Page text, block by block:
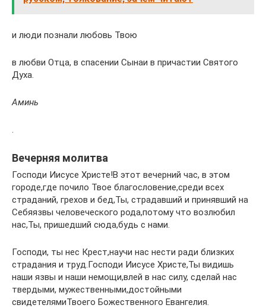
и люди познали любовь Твою
в любви Отца, в спасении Сынаи в причастии Святого
Духа.
Аминь
.
Вечерняя молитва
Господи Иисусе Христе!В этот вечерний час, в этом
городе,где почило Твое благословение,среди всех
страданий, грехов и бед,Ты, страдавший и принявший на
Себяязвы человеческого рода,потому что возлюбил
нас,Ты, пришедший сюда,будь с нами.
Господи, ты нес Крест,научи нас нести ради близких
страдания и труд.Господи Иисусе Христе,Ты видишь
наши язвы и наши немощи,влей в нас силу, сделай нас
твердыми, мужественными,достойными
свидетелямиТвоего Божественного Евангелия.